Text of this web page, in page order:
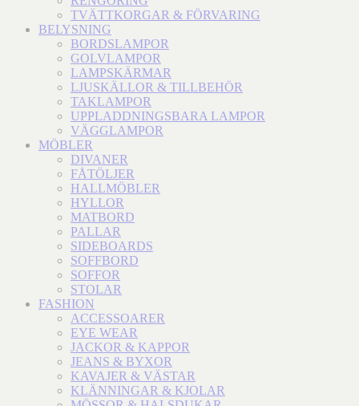
TVÄTTKORGAR & FÖRVARING
BELYSNING
BORDSLAMPOR
GOLVLAMPOR
LAMPSKÄRMAR
LJUSKÄLLOR & TILLBEHÖR
TAKLAMPOR
UPPLADDNINGSBARA LAMPOR
VÄGGLAMPOR
MÖBLER
DIVANER
FÅTÖLJER
HALLMÖBLER
HYLLOR
MATBORD
PALLAR
SIDEBOARDS
SOFFBORD
SOFFOR
STOLAR
FASHION
ACCESSOARER
EYE WEAR
JACKOR & KAPPOR
JEANS & BYXOR
KAVAJER & VÄSTAR
KLÄNNINGAR & KJOLAR